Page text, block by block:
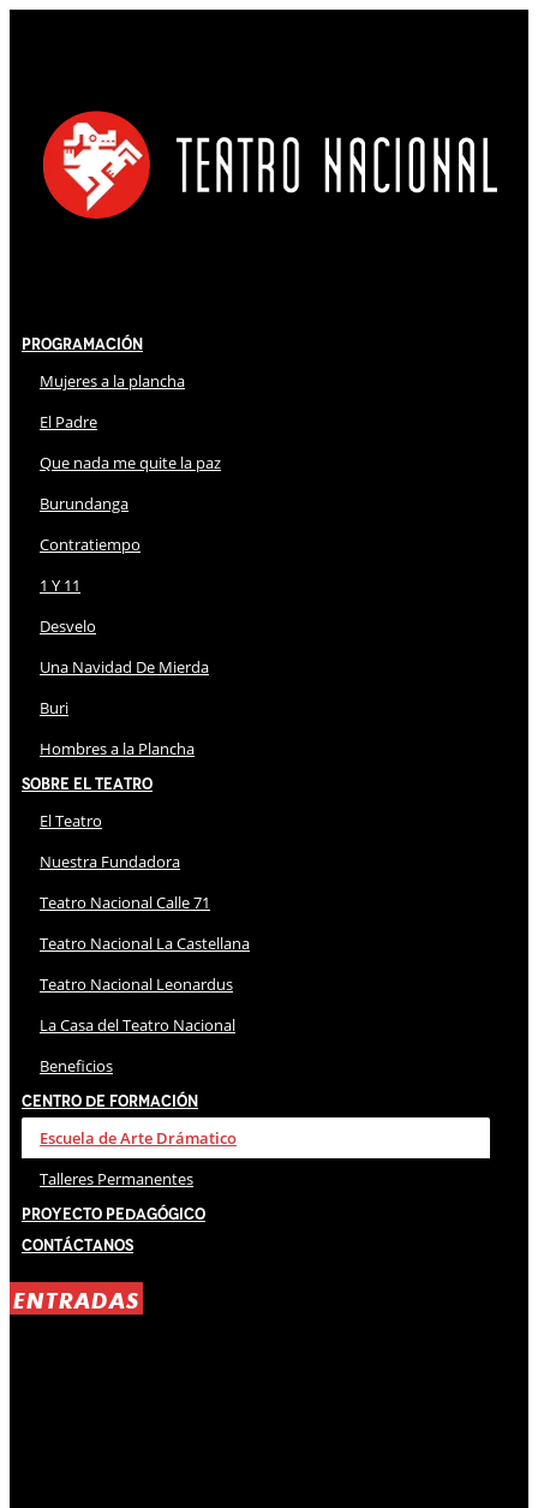
Programación
Mujeres a la plancha
El Padre
Que nada me quite la paz
Burundanga
Contratiempo
1 Y 11
Desvelo
Una Navidad De Mierda
Buri
Hombres a la Plancha
Sobre El Teatro
El Teatro
Nuestra Fundadora
Teatro Nacional Calle 71
Teatro Nacional La Castellana
Teatro Nacional Leonardus
La Casa del Teatro Nacional
Beneficios
Centro de Formación
Escuela de Arte Drámatico
Talleres Permanentes
Proyecto Pedagógico
Contáctanos
ENTRADAS